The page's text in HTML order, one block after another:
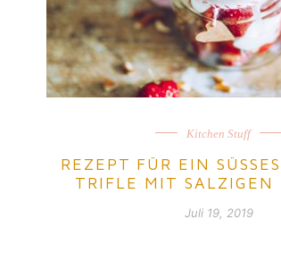
Kitchen Stuff
REZEPT FÜR EIN SÜSSES
RIFLE MIT SALZIGEN
Juli 19, 2019